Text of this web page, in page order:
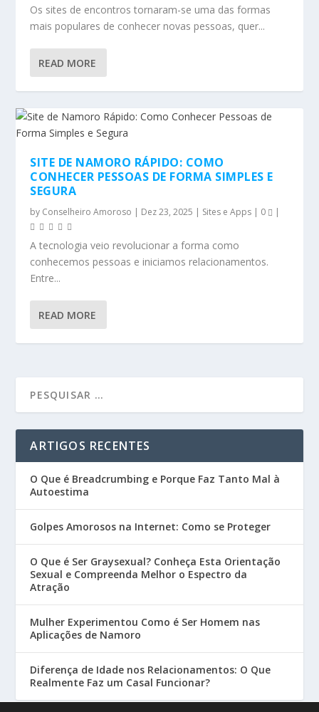
Os sites de encontros tornaram-se uma das formas
mais populares de conhecer novas pessoas, quer...
READ MORE
SITE DE NAMORO RÁPIDO: COMO
CONHECER PESSOAS DE FORMA SIMPLES E
SEGURA
by Conselheiro Amoroso | Dez 23, 2025 | Sites e Apps | 0 |
A tecnologia veio revolucionar a forma como
conhecemos pessoas e iniciamos relacionamentos.
Entre...
READ MORE
ARTIGOS RECENTES
O Que é Breadcrumbing e Porque Faz Tanto Mal à
Autoestima
Golpes Amorosos na Internet: Como se Proteger
O Que é Ser Graysexual? Conheça Esta Orientação
Sexual e Compreenda Melhor o Espectro da
Atração
Mulher Experimentou Como é Ser Homem nas
Aplicações de Namoro
Diferença de Idade nos Relacionamentos: O Que
Realmente Faz um Casal Funcionar?